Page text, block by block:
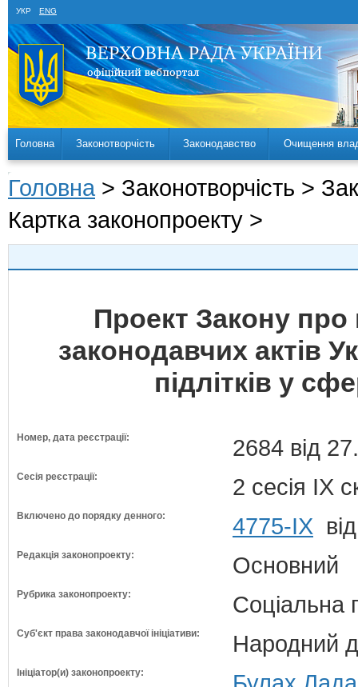
УКР ENG
Головна Законотворчість Законодавство Очищення
Головна > Законотворчість >
Картка законопроекту >
Проект Закону про
законодавчих актів
підлітків у
Номер, дата реєстрації: 2684 від
Сесія реєстрації: 2 сесія IX
Включено до порядку денного: 4775-IX
Редакція законопроекту: Основний
Рубрика законопроекту: Соціальна
Суб'єкт права законодавчої ініціативи: Народний
Ініціатор(и) законопроекту: